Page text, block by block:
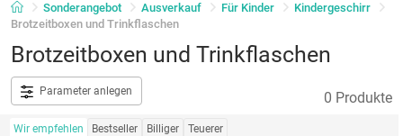
Sonderangebot Ausverkauf Für Kinder
Kindergeschirr
Brotzeitboxen und Trinkflaschen
Brotzeitboxen und Trinkflaschen
Parameter anlegen 0 Produkte
Wir empfehlen Bestseller Billiger Teuerer